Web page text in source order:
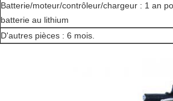
Batterie/moteur/contrôleur/chargeur : 1 an
batterie au lithium
D'autres pièces : 6 mois.